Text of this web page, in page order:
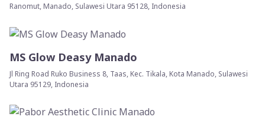
Ranomut, Manado, Sulawesi Utara 95128, Indonesia
MS Glow Deasy Manado
Jl Ring Road Ruko Business 8, Taas, Kec. Tikala, Kota Manado, Sulawesi
Utara 95129, Indonesia